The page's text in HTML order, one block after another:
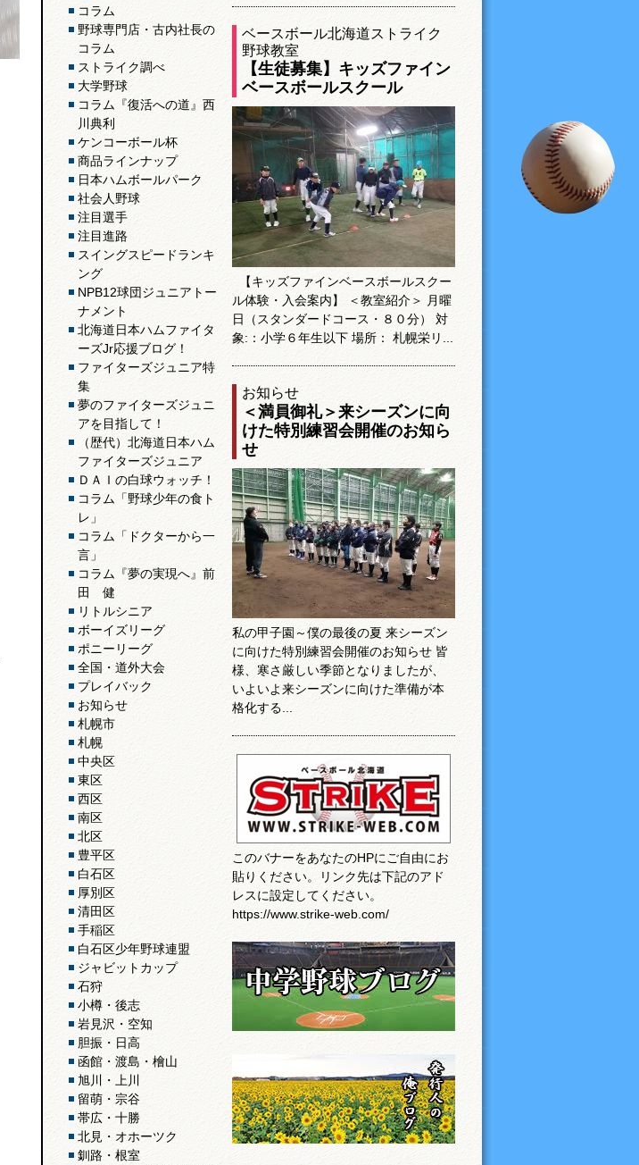
コラム
野球専門店・古内社長の
コラム
ストライク調べ
大学野球
コラム『復活への道』西
川典利
ケンコーボール杯
商品ラインナップ
日本ハムボールパーク
社会人野球
注目選手
注目進路
スイングスピードランキ
ング
NPB12球団ジュニアトー
ナメント
北海道日本ハムファイタ
ーズJr応援ブログ！
ファイターズジュニア特
集
夢のファイターズジュニ
アを目指して！
（歴代）北海道日本ハム
ファイターズジュニア
ＤＡＩの白球ウォッチ！
コラム「野球少年の食ト
レ」
コラム「ドクターから一
言」
コラム『夢の実現へ』前
田 健
リトルシニア
ボーイズリーグ
ポニーリーグ
全国・道外大会
プレイバック
お知らせ
札幌市
札幌
中央区
東区
西区
南区
北区
豊平区
白石区
厚別区
清田区
手稲区
白石区少年野球連盟
ジャビットカップ
石狩
小樽・後志
岩見沢・空知
胆振・日高
函館・渡島・檜山
旭川・上川
留萌・宗谷
帯広・十勝
北見・オホーツク
釧路・根室
ベースボール北海道ストライク
野球教室
【生徒募集】キッズファイン
ベースボールスクール
【キッズファインベースボールスクー
ル体験・入会案内】 ＜教室紹介＞ 月曜
日（スタンダードコース・８０分） 対
象:：小学６年生以下 場所： 札幌栄リ...
お知らせ
＜満員御礼＞来シーズンに向
けた特別練習会開催のお知ら
せ
私の甲子園～僕の最後の夏 来シーズン
に向けた特別練習会開催のお知らせ 皆
様、寒さ厳しい季節となりましたが、
いよいよ来シーズンに向けた準備が本
格化する...
このバナーをあなたのHPにご自由にお
貼りください。リンク先は下記のアド
レスに設定してください。
https://www.strike-web.com/